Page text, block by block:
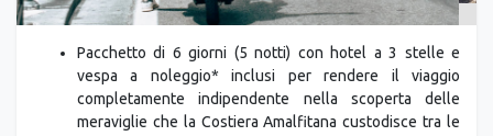
Pacchetto di 6 giorni (5 notti) con hotel a 3 stelle e
vespa a noleggio* inclusi per rendere il viaggio
completamente indipendente nella scoperta delle
meraviglie che la Costiera Amalfitana custodisce tra le
sue strade tortuose e i suoi promontori con viste